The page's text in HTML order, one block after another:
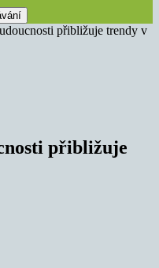
přibližuje trendy v
přibližuje